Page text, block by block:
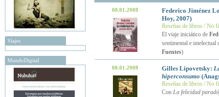
Viajes
MundoDigital
08.01.2008
Federico Jiménez
Hoy, 2007)
Reseñas de libros / No
El viaje iniciático de
sentimental e intelectual
Fuentes)
08.01.2008 Gilles Lipovetsky:
hiperconsumo
Reseñas de libros / No
Con La felicidad